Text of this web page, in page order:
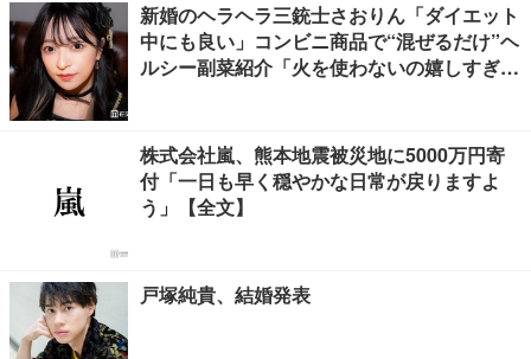
新婚のヘラヘラ三銃士さおりん「ダイエット
中にも良い」コンビニ商品で“混ぜるだけ”ヘ
ルシー副菜紹介「火を使わないの嬉しすぎ
株式会社嵐、熊本地震被災地に5000万円寄
付「一日も早く穏やかな日常が戻りますよ
う」【全文】
戸塚純貴、結婚発表